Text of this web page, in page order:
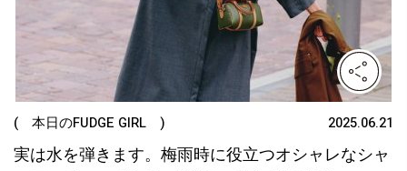
( 本日のFUDGE GIRL ) 2025.06.21
実は水を弾きます。梅雨時に役立つオシャレなシャ